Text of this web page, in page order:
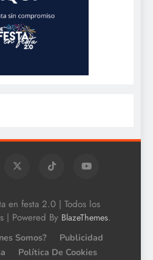
en festa 2.0 | Todos los
| Powered By BlazeThemes.
Somos?
Publicidad
Política De Cookies